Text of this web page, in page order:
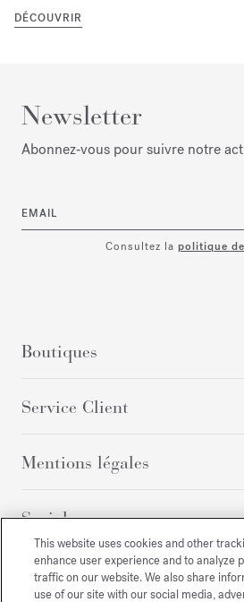
DÉCOUVRIR
Newsletter
Abonnez‑vous pour suivre notre
EMAIL
Consultez la politique
Boutiques
Service Client
Mentions légales
Social
Tous droits
This website uses cookies and other
enhance user experience and to analyze
traffic on our website. We also share
use of our site with our social media,